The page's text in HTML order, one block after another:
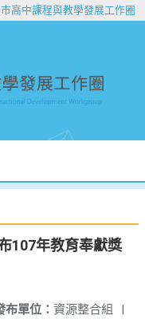
高中課程與教學發展工作圈
107年教育奉獻獎
布單位： 資源整合組 |